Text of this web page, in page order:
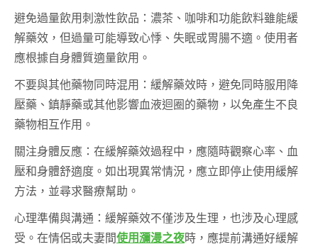
避免過量飲用刺激性飲品：濃茶、咖啡和功能飲料雖能緩
解藥效，但過量可能導致心悸、失眠或胃腸不適。使用者
應根據自身體質適量飲用。
不要與其他藥物同時混用：緩解藥效時，避免同時服用降
壓藥、鎮靜藥或其他影響血液迴圈的藥物，以免產生不良
藥物相互作用。
關注身體反應：在緩解藥效過程中，應隨時觀察心率、血
壓和身體舒適度。如出現異常情況，應立即停止使用緩解
方法，並尋求醫療幫助。
心理準備與溝通：緩解藥效不僅涉及生理，也涉及心理感
受。在情侶或夫妻間使用瀰漫之夜時，應提前溝通好緩解